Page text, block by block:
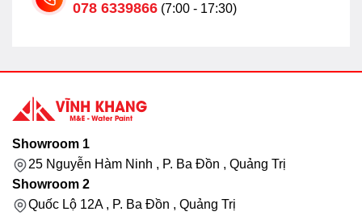
078 6339866 (7:00 - 17:30)
Showroom 1
25 Nguyễn Hàm Ninh , P. Ba Đồn , Quảng Trị
Showroom 2
Quốc Lộ 12A , P. Ba Đồn , Quảng Trị